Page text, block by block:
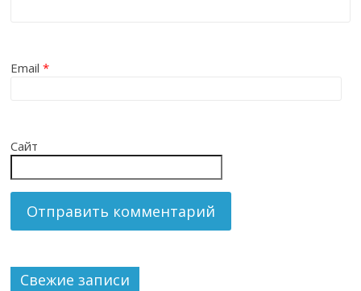
Email*
Сайт
Свежие записи